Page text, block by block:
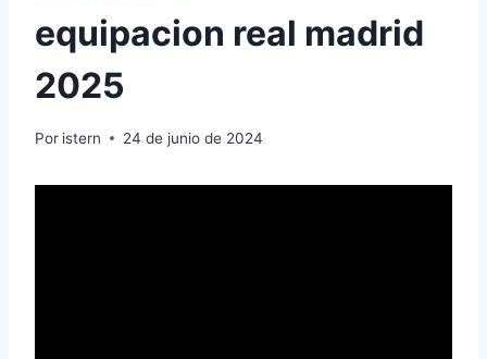
equipacion real madrid
2025
Por istern 24 de junio de 2024